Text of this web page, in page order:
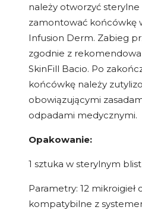
należy otworzyć
zamontować końcówkę
Infusion Derm. Zabieg
zgodnie z
SkinFill Bacio. Po
końcówkę należy
obowiązującymi
odpadami medycznymi.
Opakowanie:
1 sztuka w sterylnym
Parametry: 12 mikroigieł
kompatybilne z